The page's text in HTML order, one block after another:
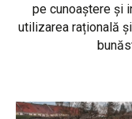
pe cunoaștere și
utilizarea rațională